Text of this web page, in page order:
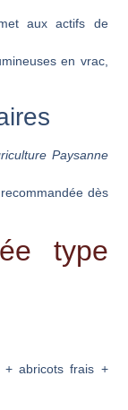
aux actifs de
en vrac,
Paysanne
dès
type
+ abricots frais +